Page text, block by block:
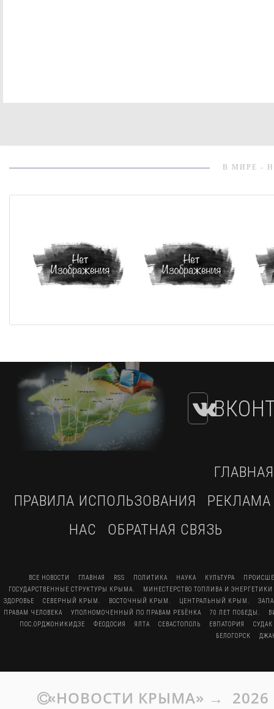
В МИРЕ -
ГЛАВНАЯ
ПРАВИЛА ИСПОЛЬЗОВАНИЯ
РЕКЛАМА
НАС
ОБРАТНАЯ СВЯЗЬ
ВСЕ НОВОСТИ ГЛАВНАЯ RSS ПОЛИТИКА НАУКА КУЛЬТУРА
ГОСУДАРСТВЕННЫЕ СТРУКТУРЫ КРЫМА.
МИНЕСТЕРСТВО ТОПЛИВА И
ЗДОРОВЬЕ
СЕВЕРНЫЙ КРЫМ. ВОСТОЧНЫЙ КРЫМ. ЦЕНТРАЛЬНЫЙ КРЫМ.
ПРАВАМ ЧЕЛОВЕКА
УПОЛНОМОЧЕННЫЙ ПО ПРАВАМ РЕБЁНКА 70 ЛЕТ ПОБЕДЫ.
ПОС.ОРДЖОНИКИДЗЕ
ФЕОДОСИЯ ЯЛТА СЕВАСТОПОЛЬ ЕВПАТОРИЯ
СУДАК
БЕЛОГОРСК
«НОВОСТИ КРЫМА» → 2026